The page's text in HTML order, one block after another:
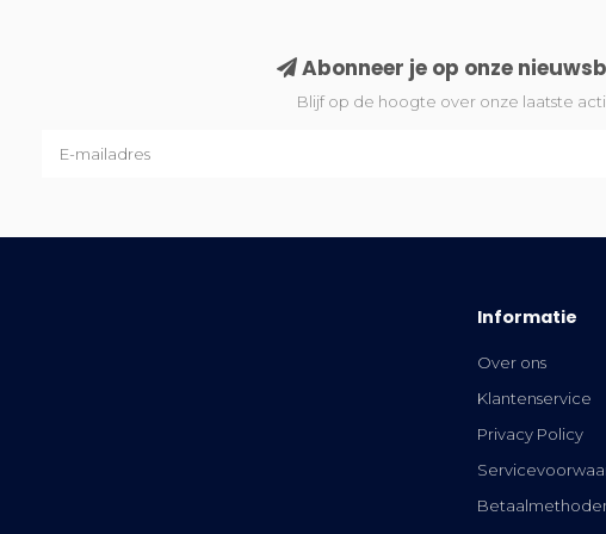
Abonneer je op onze
Blijf op de hoogte over onze laatste
Informatie
Over ons
Klantenservice
Privacy Policy